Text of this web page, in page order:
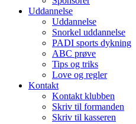
Uddannelse
Uddannelse
Snorkel uddannelse
PADI sports dykning
ABC prøve
Tips og triks
Love og regler
Kontakt
Kontakt klubben
Skriv til formanden
Skriv til kasseren